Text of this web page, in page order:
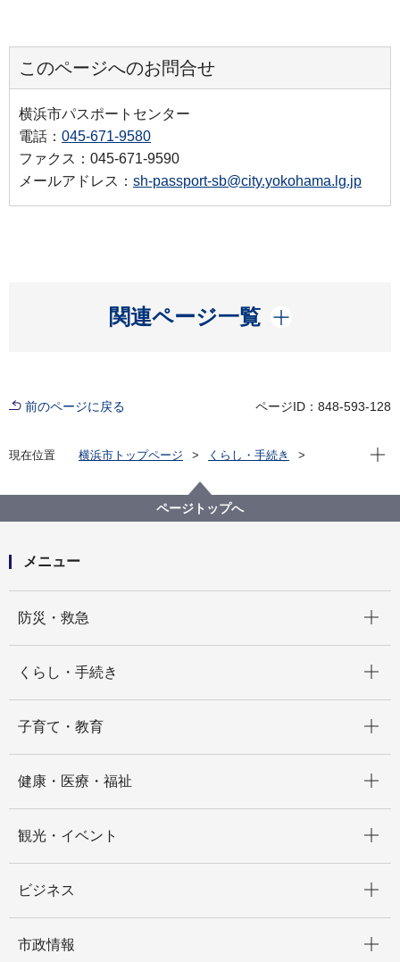
このページへのお問合せ
横浜市パスポートセンター
電話： 045-671-9580
ファクス：045-671-9590
メールアドレス： sh-passport-sb@city.yokohama.lg.jp
関連ページ一覧
開く
前のページに戻る ページID：848-593-128
現在位置 横浜市トップページ
くらし・手続き
パスポートに関する手続き
現在
ページトップへ
メニュー
防災・救急
くらし・手続き
子育て・教育
健康・医療・福祉
観光・イベント
ビジネス
市政情報